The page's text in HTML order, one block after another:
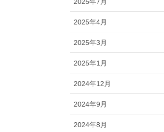
2025年4月
2025年3月
2025年1月
2024年12月
2024年9月
2024年8月